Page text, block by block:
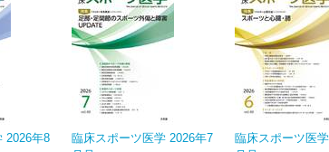
2026年8
臨床スポーツ医学 2026年7
臨床スポーツ医